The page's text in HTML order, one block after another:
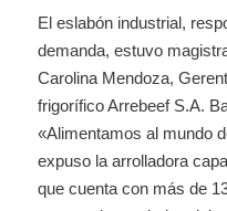
El eslabón industrial,
demanda, estuvo
Carolina Mendoza,
frigorífico Arrebeef S.A.
«Alimentamos al mundo
expuso la arrolladora
que cuenta con más de